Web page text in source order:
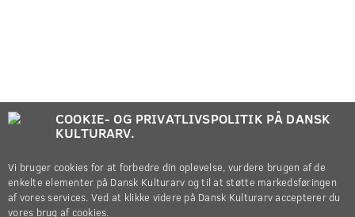
COOKIE- OG PRIVATLIVSPOLITIK PÅ DANSK
KULTURARV.
Vi bruger cookies for at forbedre din oplevelse, vurdere brugen af de
enkelte elementer på Dansk Kulturarv og til at støtte markedsføringen
af vores services. Ved at klikke videre på Dansk Kulturarv accepterer du
vores brug af cookies.